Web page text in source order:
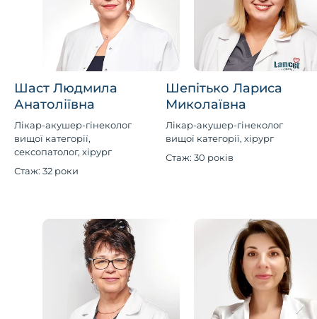
Шаст Людмила
Анатоліївна
Лікар-акушер-гінеколог
вищої категорії,
сексопатолог, хірург
Стаж: 32 роки
Шепітько Лариса
Миколаївна
Лікар-акушер-гінеколог
вищої категорії, хірург
Стаж: 30 років